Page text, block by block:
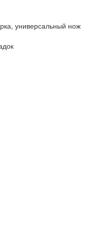
универсальный нож